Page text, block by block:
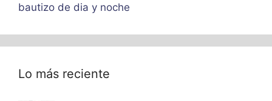
bautizo de dia y noche
Lo más reciente